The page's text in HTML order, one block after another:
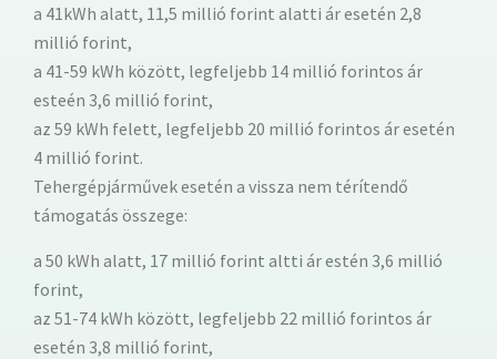
a 41kWh alatt, 11,5 millió forint alatti ár esetén 2,8
millió forint,
a 41-59 kWh között, legfeljebb 14 millió forintos ár
esteén 3,6 millió forint,
az 59 kWh felett, legfeljebb 20 millió forintos ár esetén
4 millió forint.
Tehergépjárművek esetén a vissza nem térítendő
támogatás összege:
a 50 kWh alatt, 17 millió forint altti ár estén 3,6 millió
forint,
az 51-74 kWh között, legfeljebb 22 millió forintos ár
esetén 3,8 millió forint,